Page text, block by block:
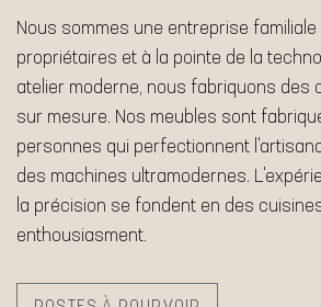
Nous sommes une entreprise
propriétaires et à la pointe de la
atelier moderne, nous fabriquons des
sur mesure. Nos meubles sont
personnes qui perfectionnent
des machines ultramodernes.
la précision se fondent en des
enthousiasment.